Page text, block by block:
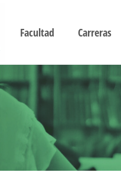
Facultad Carreras